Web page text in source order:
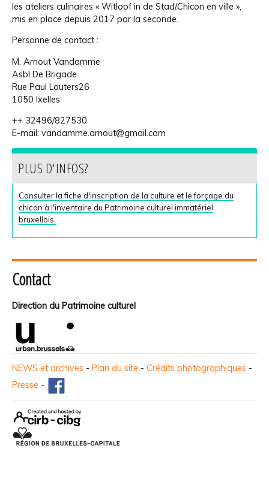
les ateliers culinaires « Witloof in de Stad/Chicon en ville »,
mis en place depuis 2017 par la seconde.
Personne de contact :
M. Arnout Vandamme
Asbl De Brigade
Rue Paul Lauters26
1050 Ixelles
++ 32496/827530
E-mail: vandamme.arnout@gmail.com
PLUS D'INFOS?
Consulter la fiche d'inscription de la culture et le forçage du
chicon à l'inventaire du Patrimoine culturel immatériel
bruxellois.
Contact
Direction du Patrimoine culturel
NEWS et archives - Plan du site - Crédits photographiques -
Presse -